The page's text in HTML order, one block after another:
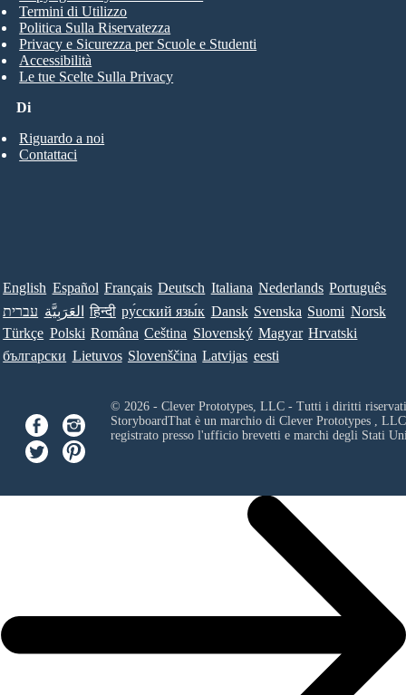
Di
Riguardo a noi
Contattaci
Termini di Utilizzo
Politica Sulla Riservatezza
Privacy e Sicurezza per Scuole e Studenti
Accessibilità
Le tue Scelte Sulla Privacy
English Español Français Deutsch Italiana Nederlands Português
עברית العَرَبِيَّة हिन्दी ру́сский язы́к Dansk Svenska Suomi Norsk
Türkçe Polski Româna Ceština Slovenský Magyar Hrvatski
български Lietuvos Slovenščina Latvijas eesti
© 2026 - Clever Prototypes, LLC - Tutti i diritti
StoryboardThat è un marchio di Clever Prototypes , LLC
registrato presso l'ufficio brevetti e marchi degli Stati